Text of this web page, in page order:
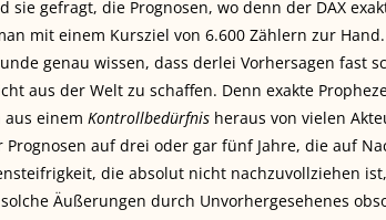
sie gefragt, die Prognosen, wo denn der DAX
mit einem Kursziel von 6.600 Zählern zur
genau wissen, dass derlei Vorhersagen fast
aus der Welt zu schaffen. Denn exakte
einem Kontrollbedürfnis heraus von vielen
Prognosen auf drei oder gar fünf Jahre, die auf
die absolut nicht nachzuvollziehen
Äußerungen durch Unvorhergesehenes